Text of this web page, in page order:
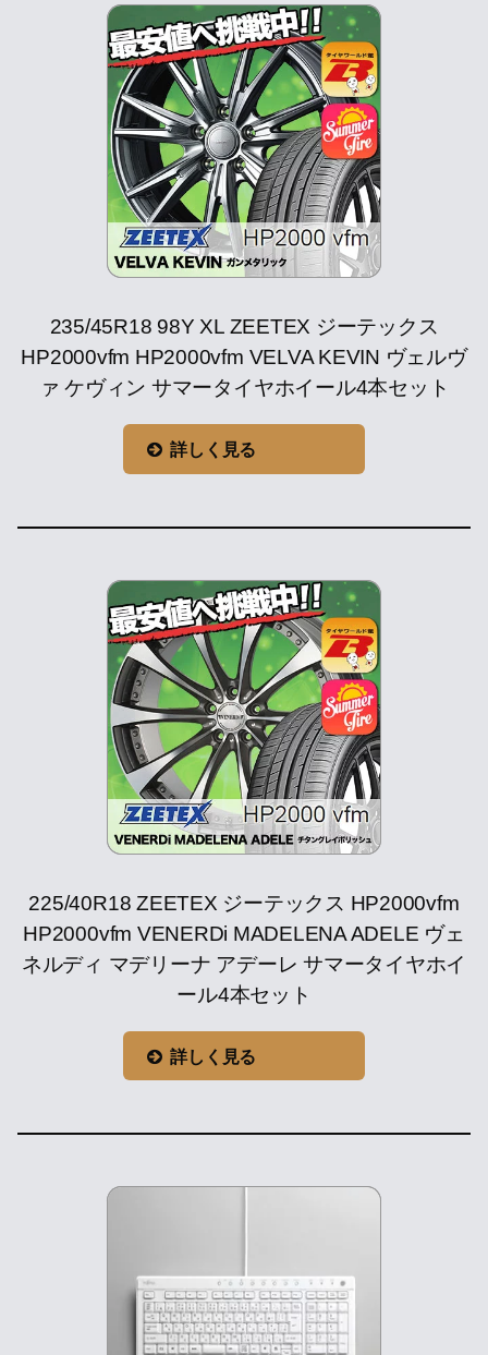
235/45R18 98Y XL ZEETEX ジーテックス
HP2000vfm HP2000vfm VELVA KEVIN ヴェルヴ
ァ ケヴィン サマータイヤホイール4本セット
詳しく見る
225/40R18 ZEETEX ジーテックス HP2000vfm
HP2000vfm VENERDi MADELENA ADELE ヴェ
ネルディ マデリーナ アデーレ サマータイヤホイ
ール4本セット
詳しく見る